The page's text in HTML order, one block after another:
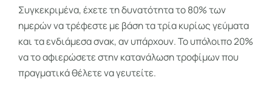
Συγκεκριμένα, έχετε τη δυνατότητα το 80% των
ημερών να τρέφεστε με βάση τα τρία κυρίως γεύματα
και τα ενδιάμεσα σνακ, αν υπάρχουν. Το υπόλοιπο 20%
να το αφιερώσετε στην κατανάλωση τροφίμων που
πραγματικά θέλετε να γευτείτε.